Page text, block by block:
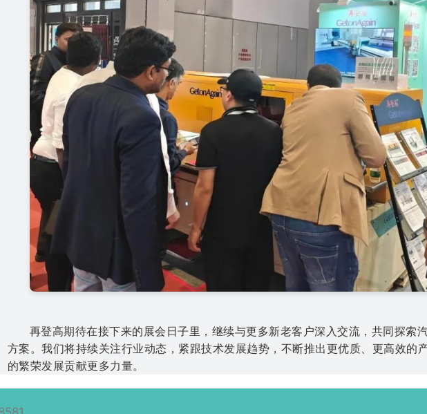
再登高期待在接下来的展会日子里，继续与更多新老客户深入交流，共同探索
方案。我们将持续关注行业动态，紧跟技术发展趋势，不断推出更优质、更高效的
的繁荣发展贡献更多力量。